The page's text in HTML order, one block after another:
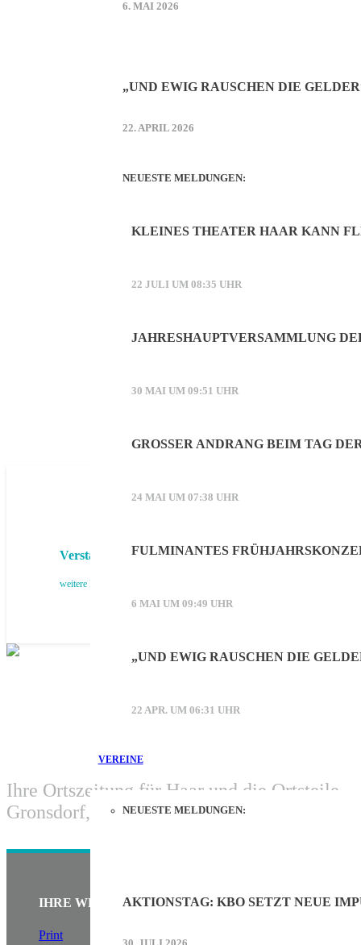
6. MAI 2026
„UND EWIG RAUSCHEN DIE
22. APRIL 2026
NEUESTE MELDUNGEN:
KLEINES THEATER HAAR KANN
22 JULI UM 08:35 UHR
JAHRESHAUPTVERSAMMLUNG
30 MAI UM 09:51 UHR
GROSSER ANDRANG BEIM TAG
24 MAI UM 07:38 UHR
FULMINANTES
6 MAI UM 09:49 UHR
„UND EWIG RAUSCHEN DIE
22 APR. UM 06:31 UHR
VEREINE
NEUESTE MELDUNGEN:
AKTIONSTAG: KBO SETZT NEUE
Verstärken Sie unser Haarer Stadt-Echo-Team!
weitere Infos
Ihre Ortszeitung für Haar und die Ortsteile
Gronsdorf, Salmdorf und Ottendichl.
IHRE WERBUNG IM HAARER STADT ECHO
Print